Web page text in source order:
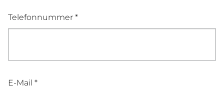
Telefonnummer *
E-Mail *